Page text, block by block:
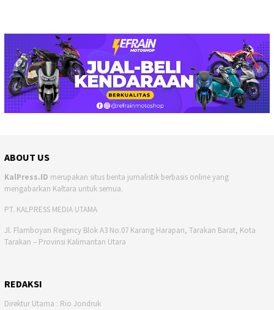
ABOUT US
KalPress.ID merupakan situs berita jurnalistik berbasis online yang
mengabarkan Kaltara untuk semua.
PT. KALPRESS MEDIA UTAMA
Jl. Flamboyan Regency Blok A3 No.07 Karang Harapan, Tarakan Barat, Kota
Tarakan – Provinsi Kalimantan Utara
REDAKSI
Direktur Utama : Rio Jondruk